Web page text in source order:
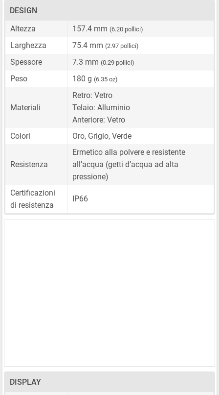
DESIGN
Altezza
157.4 mm (6.20 pollici)
Larghezza 75.4 mm (2.97 pollici)
Spessore 7.3 mm (0.29 pollici)
Peso 180 g (6.35 oz)
Materiali
Retro: Vetro
Telaio: Alluminio
Anteriore: Vetro
Colori
Oro, Grigio, Verde
Resistenza
Ermetico alla polvere e resistente
all’acqua (getti d’acqua ad alta
pressione)
Certificazioni
di resistenza
IP66
DISPLAY